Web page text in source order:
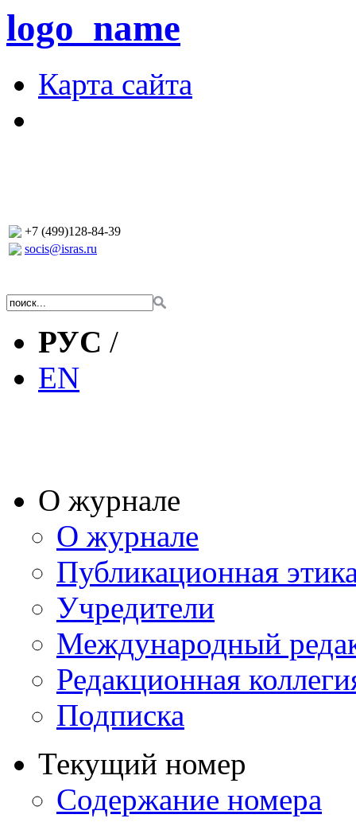
logo_name
Карта сайта
+7 (499)128-84-39
socis@isras.ru
РУС /
EN
О журнале
О журнале
Публикационная
Учредители
Международный
Редакционная
Подписка
Текущий номер
Содержание номера